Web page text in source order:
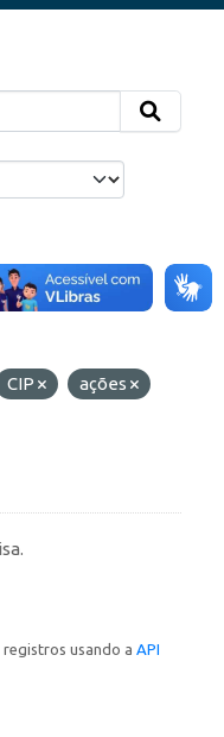
CIP
ações
registros usando a API